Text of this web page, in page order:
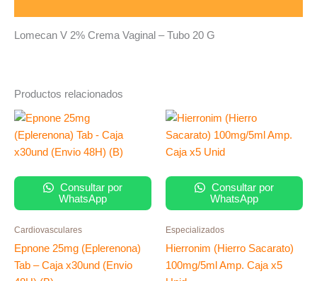
Lomecan V 2% Crema Vaginal – Tubo 20 G
Productos relacionados
Consultar por
WhatsApp
Cardiovasculares
Epnone 25mg (Eplerenona)
Tab – Caja x30und (Envio
Consultar por
WhatsApp
Especializados
Hierronim (Hierro Sacarato)
100mg/5ml Amp. Caja x5